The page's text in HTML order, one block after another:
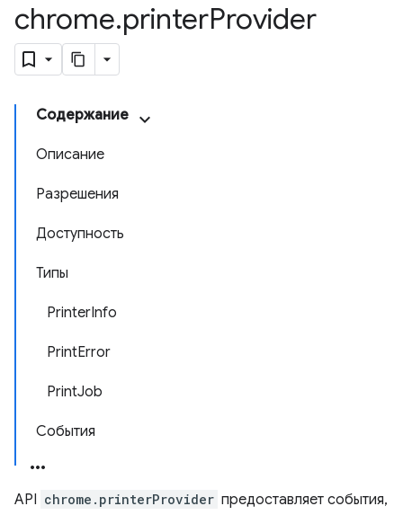
chrome.printerProvider
Содержание
Описание
Разрешения
Доступность
Типы
PrinterInfo
PrintError
PrintJob
События
API chrome.printerProvider предоставляет события,